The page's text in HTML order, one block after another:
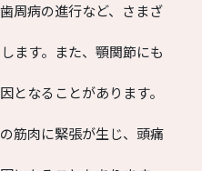
周病の進行など、さまざ
ます。また、顎関節にも
となることがあります。
筋肉に緊張が生じ、頭痛